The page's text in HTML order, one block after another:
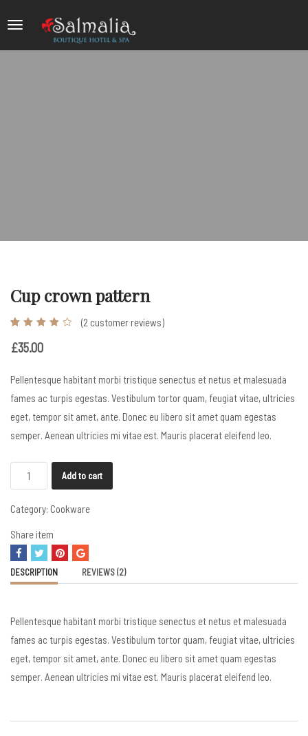
Cup crown pattern
1 (2 customer reviews)
£35.00
Pellentesque habitant morbi tristique senectus et netus et malesuada
fames ac turpis egestas. Vestibulum tortor quam, feugiat vitae, ultricies
eget, tempor sit amet, ante. Donec eu libero sit amet quam egestas
semper. Aenean ultricies mi vitae est. Mauris placerat eleifend leo.
crown
pattern
Add to cart
Category: Cookware
Share item
DESCRIPTION REVIEWS (2)
Pellentesque habitant morbi tristique senectus et netus et malesuada
fames ac turpis egestas. Vestibulum tortor quam, feugiat vitae, ultricies
eget, tempor sit amet, ante. Donec eu libero sit amet quam egestas
semper. Aenean ultricies mi vitae est. Mauris placerat eleifend leo.